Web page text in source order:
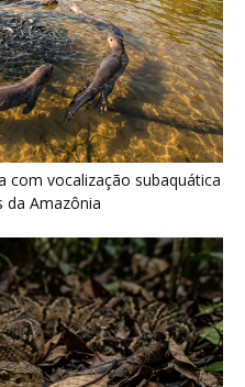
loreal e prepara ataque de
não foi apenas explorador: a